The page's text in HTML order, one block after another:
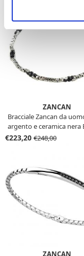
ZANCAN
Bracciale Zancan da
argento e ceramica nera
€223,20 €248,00
ZANCAN